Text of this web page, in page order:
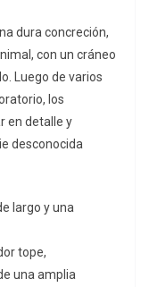
dura concreción,
con un cráneo
Luego de varios
los
en detalle y
desconocida
largo y una
tope,
una amplia